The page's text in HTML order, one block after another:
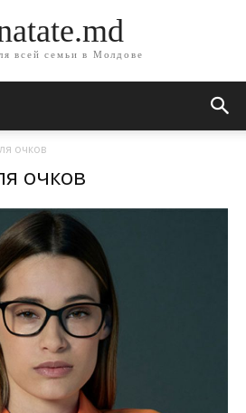
всей семьи в Молдове
очков
очков